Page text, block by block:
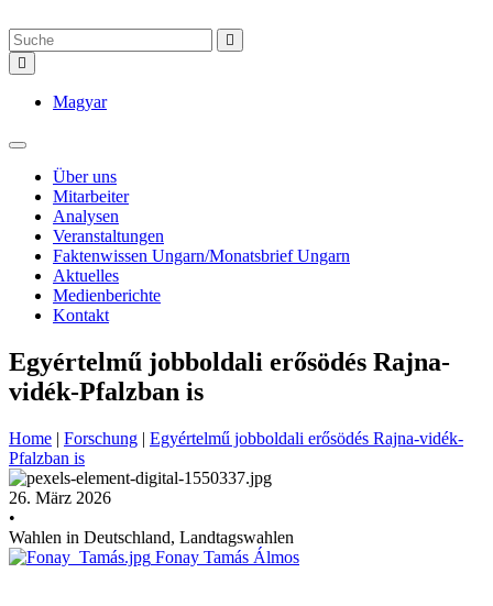
Magyar
Über uns
Mitarbeiter
Analysen
Veranstaltungen
Faktenwissen Ungarn/Monatsbrief Ungarn
Aktuelles
Medienberichte
Kontakt
Egyértelmű jobboldali erősödés Rajna-
vidék-Pfalzban is
Home | Forschung | Egyértelmű jobboldali erősödés Rajna-vidék-
Pfalzban is
26. März 2026
•
Wahlen in Deutschland, Landtagswahlen
Fonay Tamás Álmos